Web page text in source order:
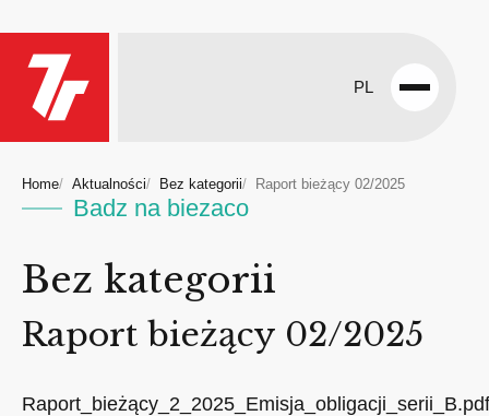
PL
Open
Home Aktualności Bez kategorii Raport bieżący 02/2025
Badz na biezaco
Bez kategorii
Raport bieżący 02/2025
Raport_bieżący_2_2025_Emisja_obligacji_serii_B.pdf